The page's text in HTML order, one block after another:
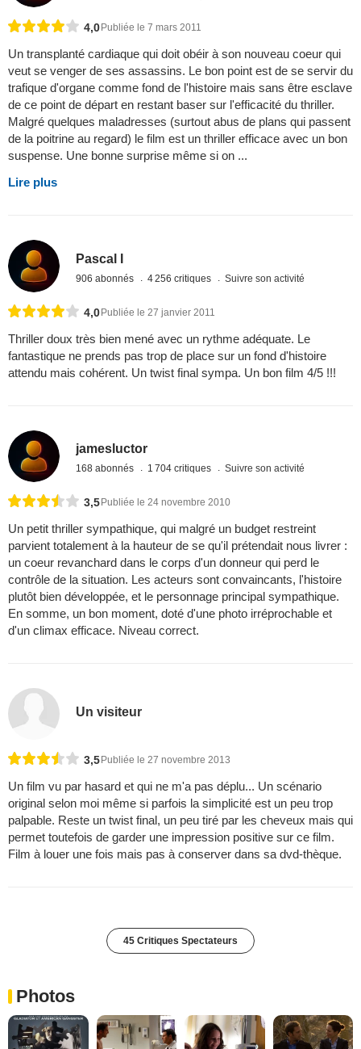
4,0 Publiée le 7 mars 2011
Un transplanté cardiaque qui doit obéir à son nouveau coeur qui
veut se venger de ses assassins. Le bon point est de se servir du
trafique d'organe comme fond de l'histoire mais sans être esclave
de ce point de départ en restant baser sur l'efficacité du thriller.
Malgré quelques maladresses (surtout abus de plans qui passent
de la poitrine au regard) le film est un thriller efficace avec un bon
suspense. Une bonne surprise même si on ...
Lire plus
Pascal I
906 abonnés 4 256 critiques Suivre son activité
4,0Publiée le 27 janvier 2011
Thriller doux très bien mené avec un rythme adéquate. Le
fantastique ne prends pas trop de place sur un fond d'histoire
attendu mais cohérent. Un twist final sympa. Un bon film 4/5 !!!
jamesluctor
168 abonnés 1 704 critiques Suivre son activité
3,5Publiée le 24 novembre 2010
Un petit thriller sympathique, qui malgré un budget restreint
parvient totalement à la hauteur de se qu'il prétendait nous livrer :
un coeur revanchard dans le corps d'un donneur qui perd le
contrôle de la situation. Les acteurs sont convaincants, l'histoire
plutôt bien développée, et le personnage principal sympathique.
En somme, un bon moment, doté d'une photo irréprochable et
d'un climax efficace. Niveau correct.
Un visiteur
3,5 Publiée le 27 novembre 2013
Un film vu par hasard et qui ne m'a pas déplu... Un scénario
original selon moi même si parfois la simplicité est un peu trop
palpable. Reste un twist final, un peu tiré par les cheveux mais qui
permet toutefois de garder une impression positive sur ce film.
Film à louer une fois mais pas à conserver dans sa dvd-thèque.
45 Critiques Spectateurs
Photos